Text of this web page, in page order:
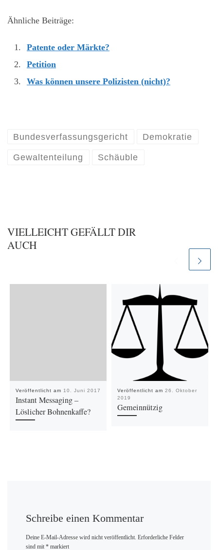
Ähnliche Beiträge:
Patente oder Märkte?
Petition
Was können unsere Polizisten (nicht)?
Bundesverfassungsgericht Demokratie
Gewaltenteilung Schäuble
VIELLEICHT GEFÄLLT DIR
AUCH
Veröffentlicht am 10. Juni 2017
Instant Messaging –
Löslicher Bohnenkaffe?
Veröffentlicht am 26. Oktober
2019
Gemeinnützig
Schreibe einen Kommentar
Deine E-Mail-Adresse wird nicht veröffentlicht. Erforderliche Felder
sind mit *markiert